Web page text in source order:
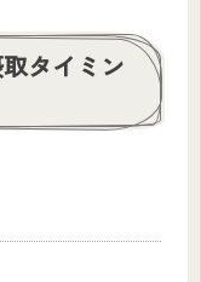
タイミン